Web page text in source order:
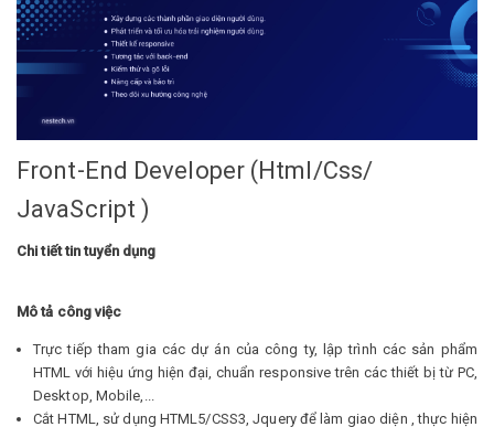
Front-End Developer (Html/Css/
JavaScript )
Chi tiết tin tuyển dụng
Mô tả công việc
Trực tiếp tham gia các dự án của công ty, lập trình các sản phẩm
HTML với hiệu ứng hiện đại, chuẩn responsive trên các thiết bị từ PC,
Desktop, Mobile,...
Cắt HTML, sử dụng HTML5/CSS3, Jquery để làm giao diện , thực hiện